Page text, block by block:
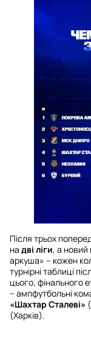
Після трьох
на дві ліги, а новий
аркуша» – кожен
турнірні таблиці
цього, фінального
– ампфутбольні
«Шахтар Сталеві»
(Харків).